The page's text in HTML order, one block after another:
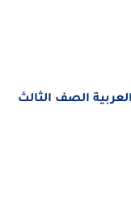
الصف الثالث